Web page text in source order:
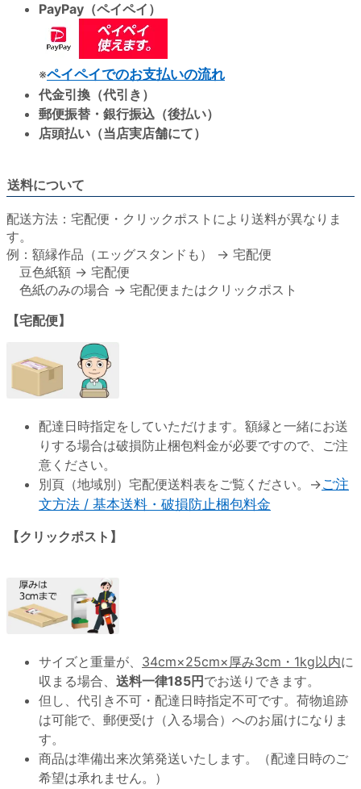
PayPay（ペイペイ）
※ペイペイでのお支払いの流れ
代金引換（代引き）
郵便振替・銀行振込（後払い）
店頭払い（当店実店舗にて）
送料について
配送方法：宅配便・クリックポストにより送料が異なりま
す。
例：額縁作品（エッグスタンドも） → 宅配便
豆色紙額 → 宅配便
色紙のみの場合 → 宅配便またはクリックポスト
【宅配便】
配達日時指定をしていただけます。額縁と一緒にお送
りする場合は破損防止梱包料金が必要ですので、ご注
意ください。
別頁（地域別）宅配便送料表をご覧ください。→ご注
文方法 / 基本送料・破損防止梱包料金
【クリックポスト】
サイズと重量が、 34cm×25cm×厚み3cm・1kg以内に
収まる場合、 送料一律185円 でお送りできます。
但し、代引き不可・配達日時指定不可です。荷物追跡
は可能で、郵便受け（入る場合）へのお届けになりま
す。
商品は準備出来次第発送いたします。（配達日時のご
希望は承れません。）